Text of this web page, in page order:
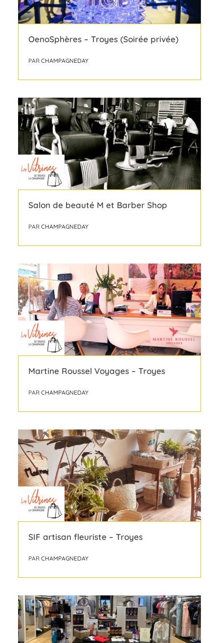
OenoSphères – Troyes (Soirée privée)
PAR CHAMPAGNEDAY
Salon de beauté M et Barber Shop
PAR CHAMPAGNEDAY
Martine Roussel Voyages – Troyes
PAR CHAMPAGNEDAY
SIF artisan fleuriste – Troyes
PAR CHAMPAGNEDAY